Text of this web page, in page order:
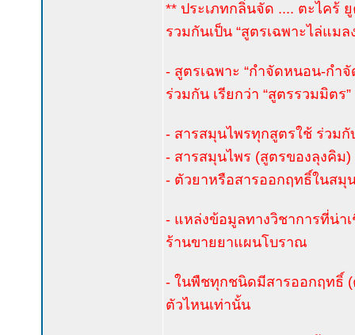
** ประเภทกลิ่นจัด .... ตะไคร้
รวมกันเป็น “สูตรเฉพาะไล่แมล
- สูตรเฉพาะ “กำจัดหนอน-กำ
ร่วมกัน เรียกว่า “สูตรรวมมิต
- สารสมุนไพรทุกสูตรใช้ ร่วม
- สารสมุนไพร (สูตรของลุงคิม
- ตัวยาหรือสารออกฤทธิ์ในสมุ
- แหล่งข้อมูลทางวิชาการที่น่า
ร้านขายยาแผนโบราณ
- ในพืชทุกชนิดมีสารออกฤทธิ์
ตัวไหนเท่านั้น